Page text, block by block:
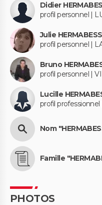
Didier
profil personnel |
Julie
profil personnel |
Bruno
profil personnel |
Lucille
profil
Nom
Famille
PHOTOS